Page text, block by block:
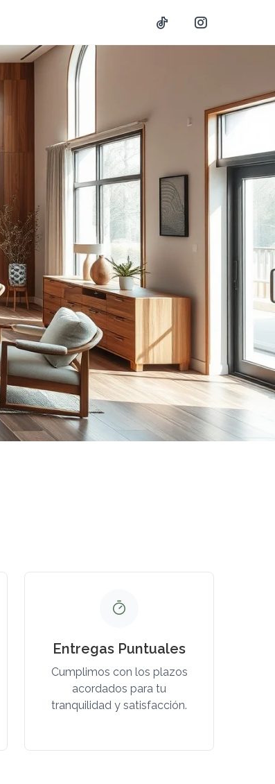
Entregas Puntuales
Cumplimos con los plazos
acordados para tu
tranquilidad y satisfacción.